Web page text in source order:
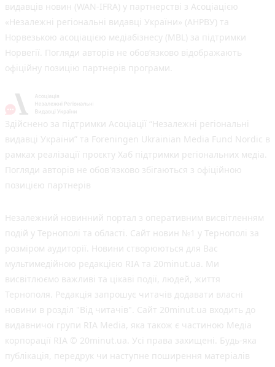
видавців новин (WAN-IFRA) у партнерстві з Асоціацією
«Незалежні регіональні видавці України» (АНРВУ) та
Норвезькою асоціацією медіабізнесу (MBL) за підтримки
Норвегії. Погляди авторів не обов’язково відображають
офіційну позицію партнерів програми.
Здійснено за підтримки Асоціації “Незалежні регіональні
видавці України” та Foreningen Ukrainian Media Fund Nordic в
рамках реалізації проєкту Хаб підтримки регіональних медіа.
Погляди авторів не обов'язково збігаються з офіційною
позицією партнерів
Незалежний новинний портал з оперативним висвітленням
подій у Тернополі та області. Сайт новин №1 у Тернополі за
розміром аудиторії. Новини створюються для Вас
мультимедійною редакцією RIA та 20minut.ua. Ми
висвітлюємо важливі та цікаві події, людей, життя
Тернополя. Редакція запрошує читачів додавати власні
новини в розділ "Від читачів". Сайт 20minut.ua входить до
видавничої групи RIA Media, яка також є частиною Медіа
корпорації RIA © 20minut.ua. Усі права захищені. Будь-яка
публiкацiя, передрук чи наступне поширення матеріалів